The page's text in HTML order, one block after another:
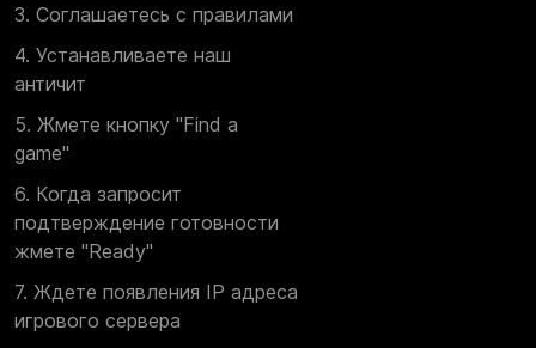
3. Соглашаетесь с правилами
4. Устанавливаете наш
античит
5. Жмете кнопку "Find a
game"
6. Когда запросит
подтверждение готовности
жмете "Ready"
7. Ждете появления IP адреса
игрового сервера